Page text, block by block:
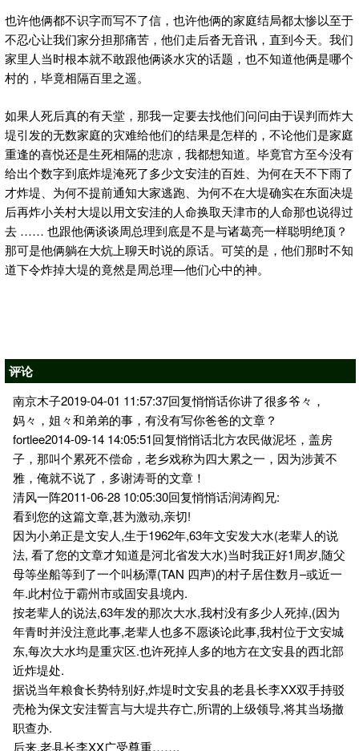
也许他俩都不识字而写不了信，也许他俩的家庭结局都太惨以至于
不忍心让我们家分担那痛苦，他们走后沓无音讯，直到今天。我们
家里人当时根本就不敢跟他俩谈水灾的话题，也不知道他俩是哪个
村的，毕竟相隔百里之遥。
如果人死后真的有天堂，那我一定要去找他们问问由于误判而炸大
堤引发的无数家庭的灾难给他们的结果是怎样的，不论他们是家庭
重逢的喜悦还是生死相隔的悲凉，我都想知道。毕竟官方至今没有
给出个数字到底炸堤淹死了多少文安洼的百姓、为何在天不下雨了
才炸堤、为何不提前通知大家逃跑、为何不在大堤确实在东面决堤
后再炸小关村大堤以用文安洼的人命换取天津市的人命那也说得过
去 …… 也跟他俩谈谈周总理到底是不是与诸葛亮一样聪明绝顶？
那可是他俩躺在大炕上聊天时说的原话。可笑的是，他们那时不知
道下令炸掉大堤的竟然是周总理—他们心中的神。
评论
南京木子2019-04-01 11:57:37回复悄悄话你讲了很多爷々，
妈々，姐々和弟弟的事，有没有写你爸爸的文章？
fortlee2014-09-14 14:05:51回复悄悄话北方农民做泥坯，盖房
子，那叫个累死不偿命，老乡戏称为四大累之一，因为涉黃不
雅，俺就不说了，多谢涛哥的文章！
清风一阵2011-06-28 10:05:30回复悄悄话润涛阎兄:
看到您的这篇文章,甚为激动,亲切!
因为小弟正是文安人,生于1962年,63年文安发大水(老辈人的说
法, 看了您的文章才知道是河北省发大水)当时我正好1周岁,随父
母等坐船等到了一个叫杨潭(TAN 四声)的村子居住数月–或近一
年.此村位于霸州市或固安县境内.
按老辈人的说法,63年发的那次大水,我村没有多少人死掉,(因为
年青时并没注意此事,老辈人也多不愿谈论此事,我村位于文安城
东,每次大水均是重灾区.也许死掉人多的地方在文安县的西北部
近炸堤处.
据说当年粮食长势特别好,炸堤时文安县的老县长李XX双手持驳
壳枪为保文安洼誓言与大堤共存亡,所谓的上级领导,将其当场撤
职查办.
后来,老县长李XX广受尊重…….